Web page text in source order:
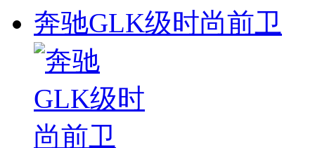
奔驰GLK级时尚前卫